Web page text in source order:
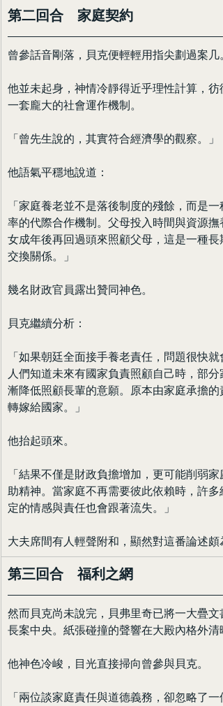
第二回合　家庭契約
曾參話音剛落，貝克便輕輕用指尖劃過案几。
他並未起身，神情冷靜得近乎理性計算，彷
一套龐大的社會運作機制。
「曾先生說的，其實符合經濟學的觀察。」
他語氣平穩地說道：
「家庭養老並不是落後制度的殘餘，而是一
率的代際合作機制。父母投入時間與資源撫
女成年後再回過頭來照顧父母，這是一種長
交換關係。」
幾名財政官員露出贊同神色。
貝克繼續分析：
「如果朝廷全面接手養老責任，問題很快就
人們知道未來有國家負責照顧自己時，部分
漸降低照顧長輩的意願。原本由家庭承擔的
轉嫁給國家。」
他抬起頭來。
「結果不僅是財政負擔增加，更可能削弱家
助精神。當家庭不再需要彼此依賴時，許多
定的情感與責任也會跟著流失。」
大夫席間有人輕聲附和，顯然對這番論述頗
第三回合　福利之網
然而貝克尚未說完，貝弗里奇已將一大疊文
長案中央。紙張碰撞的聲響在大殿內格外清
他神色冷峻，目光直接掃向曾參與貝克。
「兩位談家庭責任與道德義務，卻忽略了一